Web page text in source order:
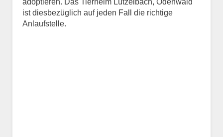
Name des Tiers
ist diesbezüglich auf jeden Fall die richtige
Anlaufstelle.